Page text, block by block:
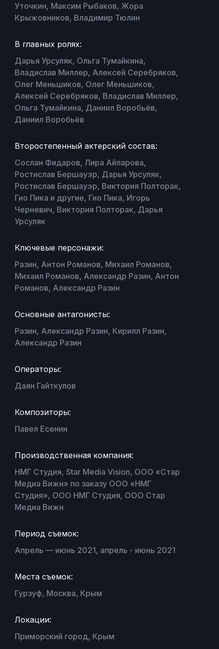
Уточкин, Максим Рыбаков, Жора
Крыжовников, Владимир Тюлин
В главных ролях:
Дарья Урсуляк, Ольга Тумайкина,
Владислав Миллер, Алексей Серебряков,
Олег Меньшиков, Олег Меньшиков,
Алексей Серебряков, Владислав Миллер,
Ольга Тумайкина, Даниил Воробьёв,
Даниил Воробьёв
Второстепенный актерский состав:
Сослан Фидаров, Лира Айларова,
Ростислав Бершауэр, Дарья Урсуляк,
Ростислав Бершауэр, Виктория Полторак,
Гио Пика и другие, Гио Пика, Игорь
Черневич, Виктория Полторак, Дарья
Урсуляк
Ключевые персонажи:
Разин, Антон Романов, Михаил Романов,
Михаил Романов, Александр Разин, Антон
Романов, Александр Разин
Основные антагонисты:
Разин, Александр Разин, Кирилл Разин,
Александр Разин
Операторы:
Даян Гайткулов
Композиторы:
Павел Есенин
Производственная компания:
НМГ Студия, Star Media Vision, ООО «Стар
Медиа Вижн» по заказу ООО «НМГ
Студия», ООО НМГ Студия, ООО Стар
Медиа Вижн
Период съемок:
Апрель — июнь 2021, апрель - июнь 2021
Места съемок:
Гурзуф, Москва, Крым
Локации:
Приморский город, Крым